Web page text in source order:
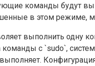
команды будут
в этом режиме,
выполнить одну
с `sudo`,